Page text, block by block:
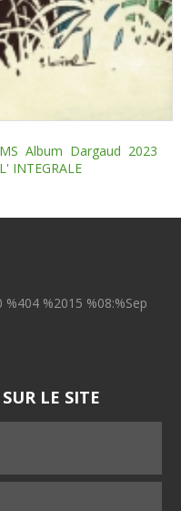
Album Dargaud 2023
INTEGRALE
%404 %2015 %08:%Sep
LE SITE